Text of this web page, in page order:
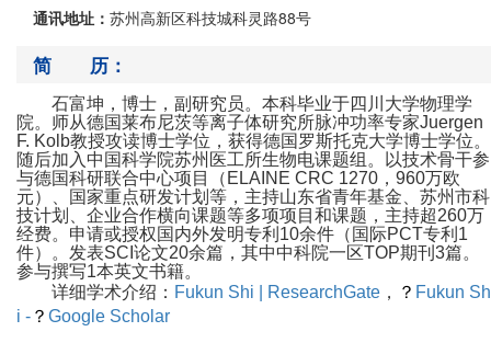
通讯地址： 苏州高新区科技城科灵路88号
简 历：
石富坤，博士，副研究员。本科毕业于四川大学物理学
院。师从德国莱布尼茨等离子体研究所脉冲功率专家Juergen
F. Kolb教授攻读博士学位，获得德国罗斯托克大学博士学位。
随后加入中国科学院苏州医工所生物电课题组。以技术骨干参
与德国科研联合中心项目（ ELAINE CRC 1270 ， 960万欧
元）、国家重点研发计划等，主持山东省青年基金、苏州市科
技计划、企业合作横向课题等多项项目和课题，主持超260万
经费。申请或授权国内外发明专利 10余件（国际PCT专利 1
件）。发表SCI 论文20余篇，其中中科院一区TOP期刊 3篇。
参与撰写1本英文书籍。
详细学术介绍： Fukun Shi | ResearchGate ， ？ Fukun Sh
i - ？ Google Scholar